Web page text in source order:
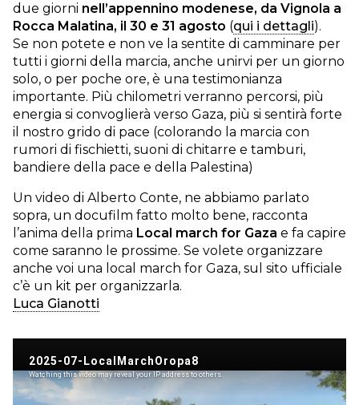
due giorni nell’appennino modenese, da Vignola a
Rocca Malatina, il 30 e 31 agosto (qui i dettagli).
Se non potete e non ve la sentite di camminare per
tutti i giorni della marcia, anche unirvi per un giorno
solo, o per poche ore, è una testimonianza
importante. Più chilometri verranno percorsi, più
energia si convoglierà verso Gaza, più si sentirà forte
il nostro grido di pace (colorando la marcia con
rumori di fischietti, suoni di chitarre e tamburi,
bandiere della pace e della Palestina)
Un video di Alberto Conte, ne abbiamo parlato
sopra, un docufilm fatto molto bene, racconta
l’anima della prima Local march for Gaza e fa capire
come saranno le prossime. Se volete organizzare
anche voi una local march for Gaza, sul sito ufficiale
c’è un kit per organizzarla.
Luca Gianotti